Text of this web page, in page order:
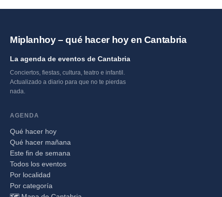
Miplanhoy – qué hacer hoy en Cantabria
La agenda de eventos de Cantabria
Conciertos, fiestas, cultura, teatro e infantil.
Actualizado a diario para que no te pierdas
nada.
AGENDA
Qué hacer hoy
Qué hacer mañana
Este fin de semana
Todos los eventos
Por localidad
Por categoría